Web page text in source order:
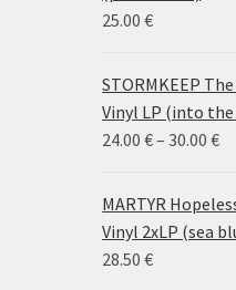
25.00€
STORMKEEP
Vinyl LP (into the
24.00€– 30.00€
MARTYR
Vinyl 2xLP (sea
28.50€